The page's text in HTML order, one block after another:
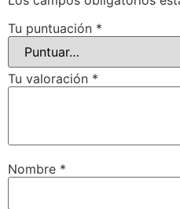
Tu puntuación *
Tu valoración *
Nombre *